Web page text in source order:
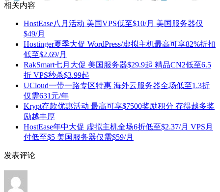
相关内容
HostEase八月活动 美国VPS低至$10/月 美国服务器仅
$49/月
Hostinger夏季大促 WordPress/虚拟主机最高可享82%折扣
低至$2.69/月
RakSmart七月大促 美国服务器$29.9起 精品CN2低至6.5
折 VPS秒杀$3.99起
UCloud一带一路专区特惠 海外云服务器全场低至1.3折
仅需631元/年
Krypt存款优惠活动 最高可享$7500奖励积分 存得越多奖
励越丰厚
HostEase年中大促 虚拟主机全场6折低至$2.37/月 VPS月
付低至$5 美国服务器仅需$59/月
发表评论